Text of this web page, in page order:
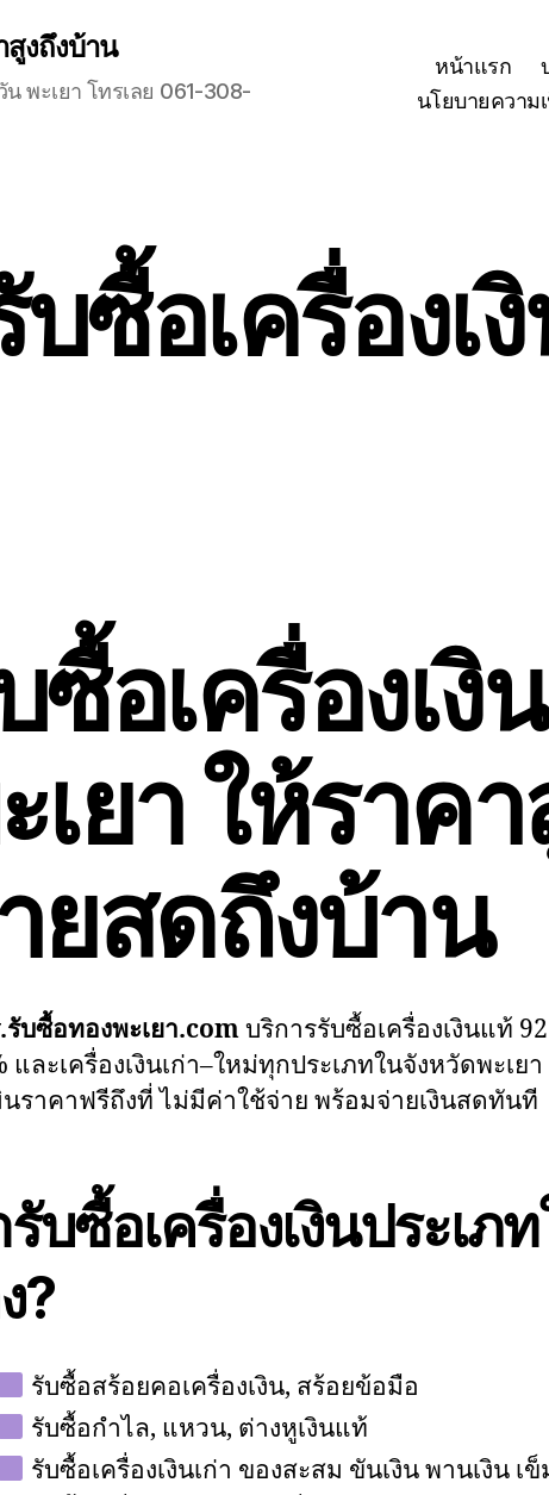
สูงถึงบ้าน
พะเยา โทรเลย 061-308-
หน้าแรก
นโยบายความ
บซื้อเครื่องเ
ซื้อเครื่องเงิน
เยา ให้ราคา
ยสดถึงบ้าน
บซื้อทองพะเยา.comบริการรับซื้อเครื่องเงินแท้
และเครื่องเงินเก่า–ใหม่ทุกประเภทในจังหวัดพะเยา
นราคาฟรีถึงที่ ไม่มีค่าใช้จ่าย พร้อมจ่ายเงินสดทันที
รับซื้อเครื่องเงินประเภ
?
รับซื้อสร้อยคอเครื่องเงิน, สร้อยข้อมือ
รับซื้อกำไล, แหวน, ต่างหูเงินแท้
รับซื้อเครื่องเงินเก่า ของสะสม ขันเงิน พานเงิน เ